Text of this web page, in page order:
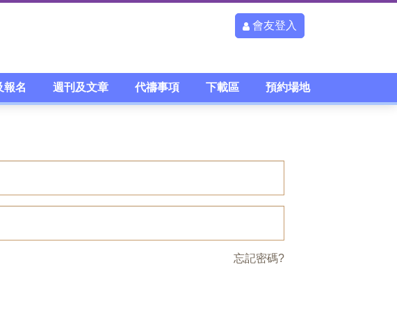
會友登入
報名 週刊及文章 代禱事項 下載區 預約場地
忘記密碼?